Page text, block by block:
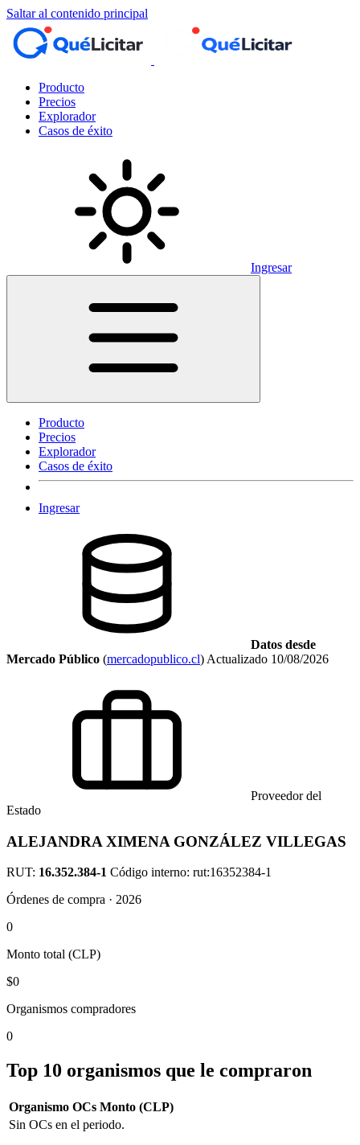
Saltar al contenido principal
Producto
Precios
Explorador
Casos de éxito
Ingresar
Producto
Precios
Explorador
Casos de éxito
Ingresar
Datos desde
Mercado Público (mercadopublico.cl) Actualizado 10/08/2026
Proveedor del
Estado
ALEJANDRA XIMENA GONZÁLEZ VILLEGAS
RUT: 16.352.384-1 Código interno: rut:16352384-1
Órdenes de compra · 2026
0
Monto total (CLP)
$0
Organismos compradores
0
Top 10 organismos que le compraron
Organismo OCs Monto (CLP)
Sin OCs en el periodo.